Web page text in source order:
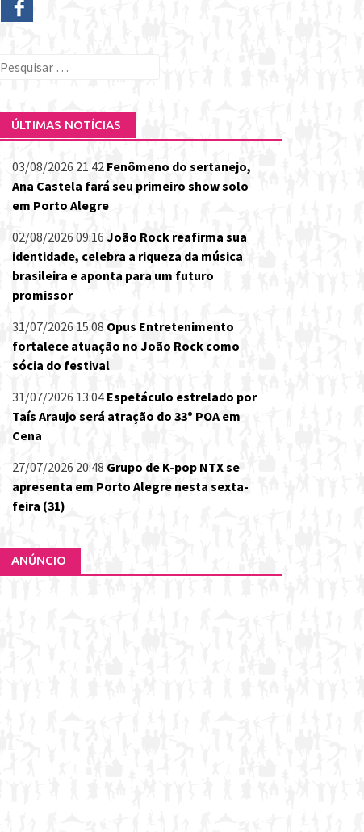
Pesquisar
ÚLTIMAS NOTÍCIAS
03/08/2026 21:42 Fenômeno do sertanejo,
Ana Castela fará seu primeiro show solo
em Porto Alegre
02/08/2026 09:16 João Rock reafirma sua
identidade, celebra a riqueza da música
brasileira e aponta para um futuro
promissor
31/07/2026 15:08 Opus Entretenimento
fortalece atuação no João Rock como
sócia do festival
31/07/2026 13:04 Espetáculo estrelado por
Taís Araujo será atração do 33º POA em
Cena
27/07/2026 20:48 Grupo de K-pop NTX se
apresenta em Porto Alegre nesta sexta-
feira (31)
ANÚNCIO